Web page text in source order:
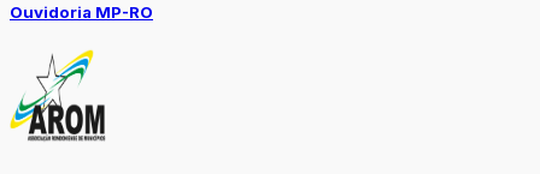
Ouvidoria MP-RO